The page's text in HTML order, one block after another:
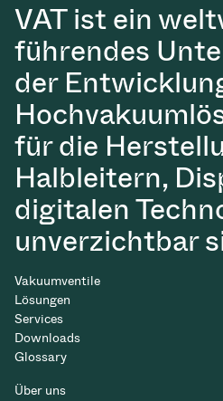
VAT ist ein
führendes
der
für die
Halbleitern,
digitalen
unverzichtbar
Vakuumventile
Lösungen
Services
Downloads
Glossary
Über uns